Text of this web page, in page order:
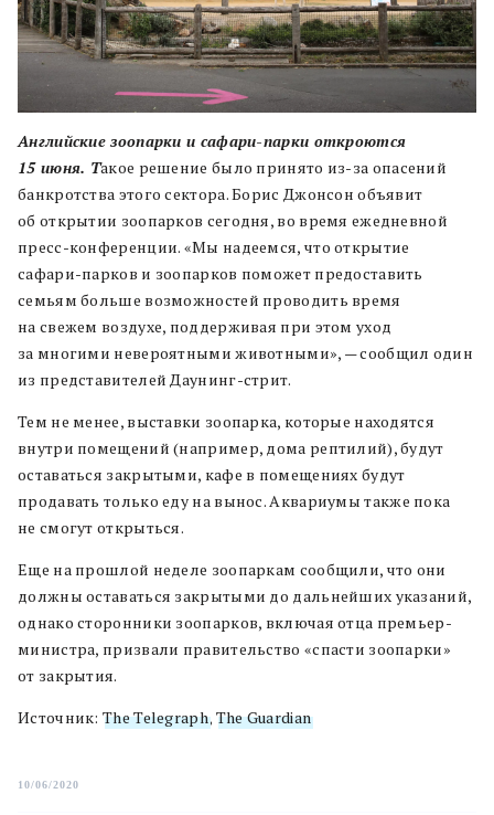
Английские зоопарки и сафари-парки откроются
15 июня. Такое решение было принято из-за опасений
банкротства этого сектора. Борис Джонсон объявит
об открытии зоопарков сегодня, во время ежедневной
пресс-конференции. «Мы надеемся, что открытие
сафари-парков и зоопарков поможет предоставить
семьям больше возможностей проводить время
на свежем воздухе, поддерживая при этом уход
за многими невероятными животными», — сообщил один
из представителей Даунинг-стрит.
Тем не менее, выставки зоопарка, которые находятся
внутри помещений (например, дома рептилий), будут
оставаться закрытыми, кафе в помещениях будут
продавать только еду на вынос.Аквариумы также пока
не смогут открыться.
Еще на прошлой неделе зоопаркам сообщили, что они
должны оставаться закрытыми до дальнейших указаний,
однако сторонники зоопарков, включая отца премьер-
министра, призвали правительство «спасти зоопарки»
от закрытия.
Источник: The Telegraph, The Guardian
10/06/2020